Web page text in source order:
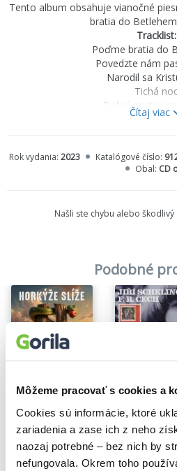
Môžeme pracovať s cookies a
Cookies sú informácie, ktoré
zariadenia a zase ich z neho
naozaj potrebné – bez nich by
nefungovala. Okrem toho
Tento album obsahuje vianočné
bratia do
Tracklist:
Poďme bratia do
Povedzte nám
Narodil sa
Tichá
Dobrý pastier
Pri
Pastieri, pastieri,
Nesiem Vám
Čítaj viac
Rok vydania: 2023 Katalógové číslo:
Obal: CD
Našli ste chybu alebo škodlivý
Podobné
13,20€
Na
13,89€